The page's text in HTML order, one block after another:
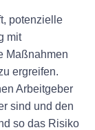
potenzielle
mit
Maßnahmen
ergreifen.
Arbeitgeber
sind und den
so das Risiko